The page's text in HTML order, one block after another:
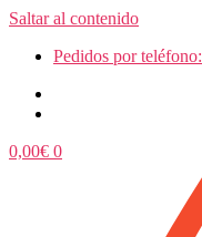
Saltar al contenido
Pedidos por teléfono:
0,00€ 0